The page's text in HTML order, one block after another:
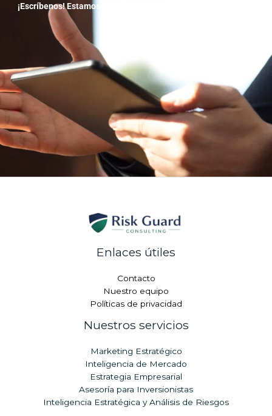
¡Escríbenos! Estamos a solo un mensaje de ayudarte a crecer.
Enlaces útiles
Contacto
Nuestro equipo
Políticas de privacidad
Nuestros servicios
Marketing Estratégico
Inteligencia de Mercado
Estrategia Empresarial
Asesoría para Inversionistas
Inteligencia Estratégica y Análisis de Riesgos